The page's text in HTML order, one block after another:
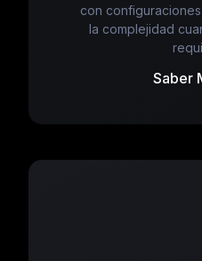
con
la complejidad
Saber